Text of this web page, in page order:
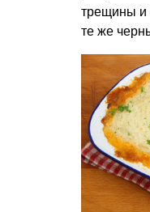
трещины и
те же